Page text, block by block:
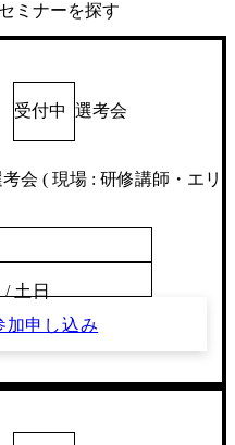
ミナーを探す
受付中 選考会
会 ( 現場 : 研修講師・エリ
土日
加申し込み